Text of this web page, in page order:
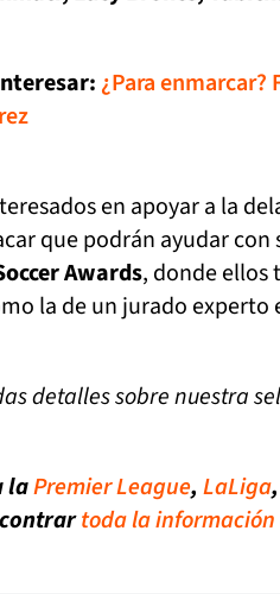
¿Para enmarcar?
en apoyar a la
que podrán ayudar con
Awards, donde
la de un jurado experto
detalles sobre nuestra
laPremier League, LaLiga
toda la